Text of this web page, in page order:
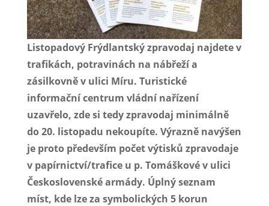
Listopadový Frýdlantský zpravodaj najdete v
trafikách, potravinách na nábřeží a
zásilkovně v ulici Míru. Turistické
informační centrum vládní nařízení
uzavřelo, zde si tedy zpravodaj minimálně
do 20. listopadu nekoupíte. Výrazně navýšen
je proto především počet výtisků zpravodaje
v papírnictví/trafice u p. Tomáškové v ulici
Československé armády. Úplný seznam
míst, kde lze za symbolických 5 korun